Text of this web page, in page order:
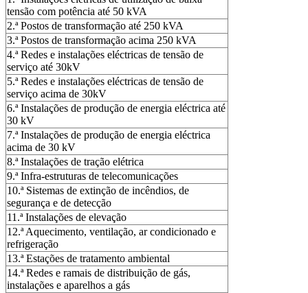
tensão com potência até 50 kVA
2.ª Postos de transformação até 250 kVA
3.ª Postos de transformação acima 250 kVA
4.ª Redes e instalações eléctricas de tensão de
serviço até 30kV
5.ª Redes e instalações eléctricas de tensão de
serviço acima de 30kV
6.ª Instalações de produção de energia eléctrica até
30 kV
7.ª Instalações de produção de energia eléctrica
acima de 30 kV
8.ª Instalações de tração elétrica
9.ª Infra-estruturas de telecomunicações
10.ª Sistemas de extinção de incêndios, de
segurança e de detecção
11.ª Instalações de elevação
12.ª Aquecimento, ventilação, ar condicionado e
refrigeração
13.ª Estações de tratamento ambiental
14.ª Redes e ramais de distribuição de gás,
instalações e aparelhos a gás